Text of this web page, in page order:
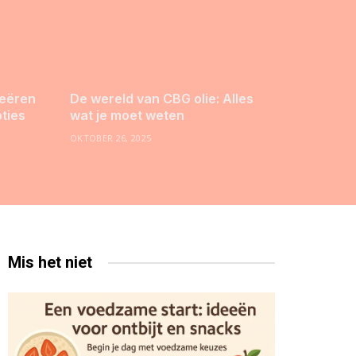
De wereld van CBG olie: Alles
wat je moet weten
OKTOBER 26, 2025
Mis het niet